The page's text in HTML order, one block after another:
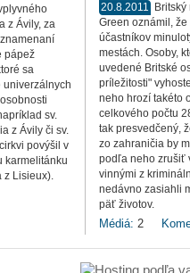
z Ávily, za
pápež
sa
univerzálnych
sv.
z Ávily či sv.
povýšil v
karmelitánku
z Lisieux).
20.8.2011
Green oznámil,
účastníkov
mestách. Osoby,
uvedené Britské
príležitosti"
neho hrozí takéto
celkového počtu
tak presvedčený,
zo zahraničia by
podľa neho zrušiť
vinnými z
nedávno zasiahli
päť životov.
Médiá: 2